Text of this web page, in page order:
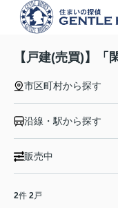
【戸建(売買)】「
市区町村から探す
沿線・駅から探す
販売中
2件 2戸